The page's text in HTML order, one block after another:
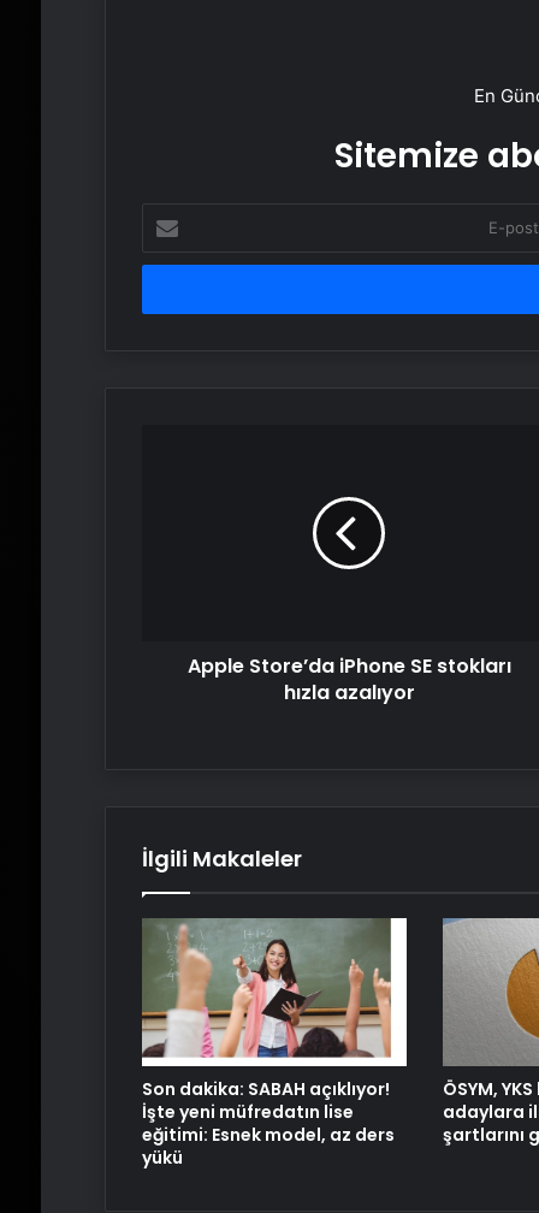
En
Sitemize
posta
adresinizi
Apple Store’da iPhone SE stokları
hızla azalıyor
İlgili Makaleler
Son dakika: SABAH açıklıyor!
İşte yeni müfredatın lise
eğitimi: Esnek model, az ders
yükü
ÖSYM,
adaylara
şartlarını